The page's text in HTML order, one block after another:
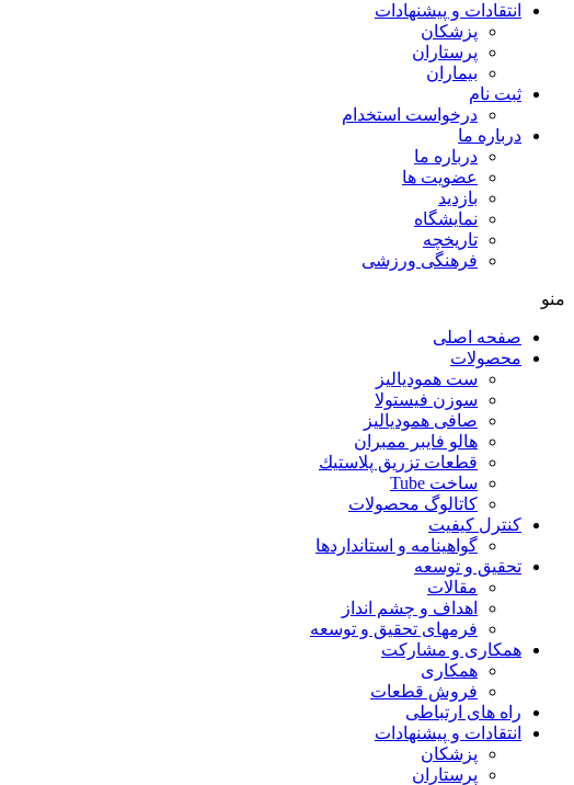
انتقادات و پيشنهادات
پزشكان
پرستاران
بيماران
ثبت نام
درخواست استخدام
درباره ما
درباره ما
عضویت ها
بازدید
نمایشگاه
تاريخچه
فرهنگی ورزشی
منو
صفحه اصلی
محصولات
ست همودیالیز
سوزن فیستولا
صافی همودیالیز
هالو فایبر ممبران
قطعات تزريق پلاستيك
ساخت Tube
کاتالوگ محصولات
کنترل کیفیت
گواهينامه و استانداردها
تحقيق و توسعه
مقالات
اهداف و چشم انداز
فرمهای تحقیق و توسعه
همکاری و مشارکت
همکاری
فروش قطعات
راه های ارتباطی
انتقادات و پيشنهادات
پزشكان
پرستاران